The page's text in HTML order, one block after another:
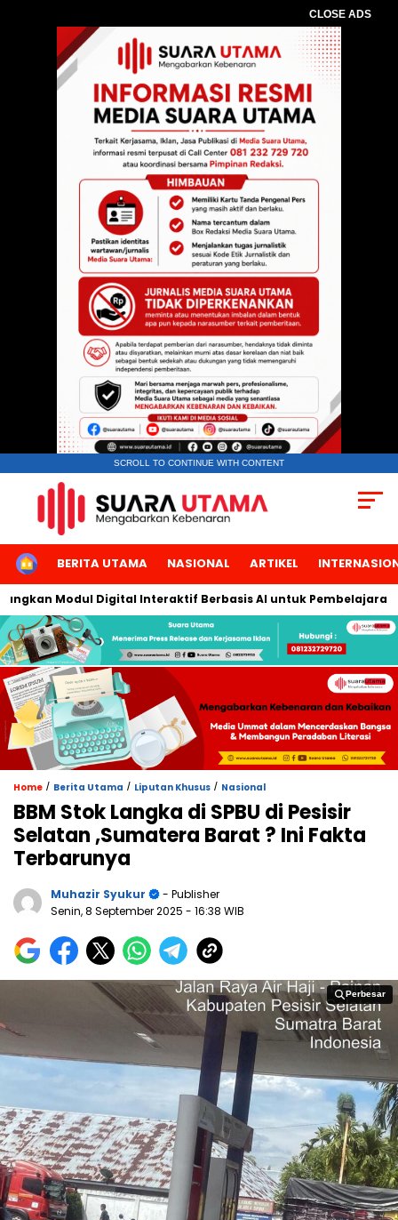
CLOSE ADS
SCROLL TO CONTINUE WITH CONTENT
HOMEBERITA UTAMA NASIONAL ARTIKEL
Modul Digital Interaktif Berbasis AI untuk Pembelajaran
Home / Berita Utama / Liputan Khusus / Nasional
BBM Stok Langka di SPBU di Pesisir
Selatan ,Sumatera Barat ? Ini Fakta
Terbarunya
Muhazir Syukur
- Publisher
Senin, 8 September 2025 - 16:38 WIB
Perbesar
Perbesar